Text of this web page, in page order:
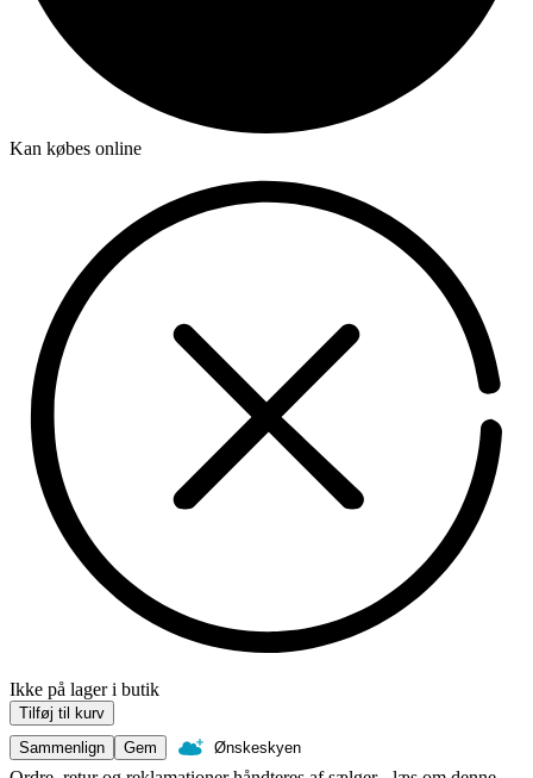
Kan købes online
Ikke på lager i butik
Tilføj til kurv
Sammenlign
Gem Ønskeskyen